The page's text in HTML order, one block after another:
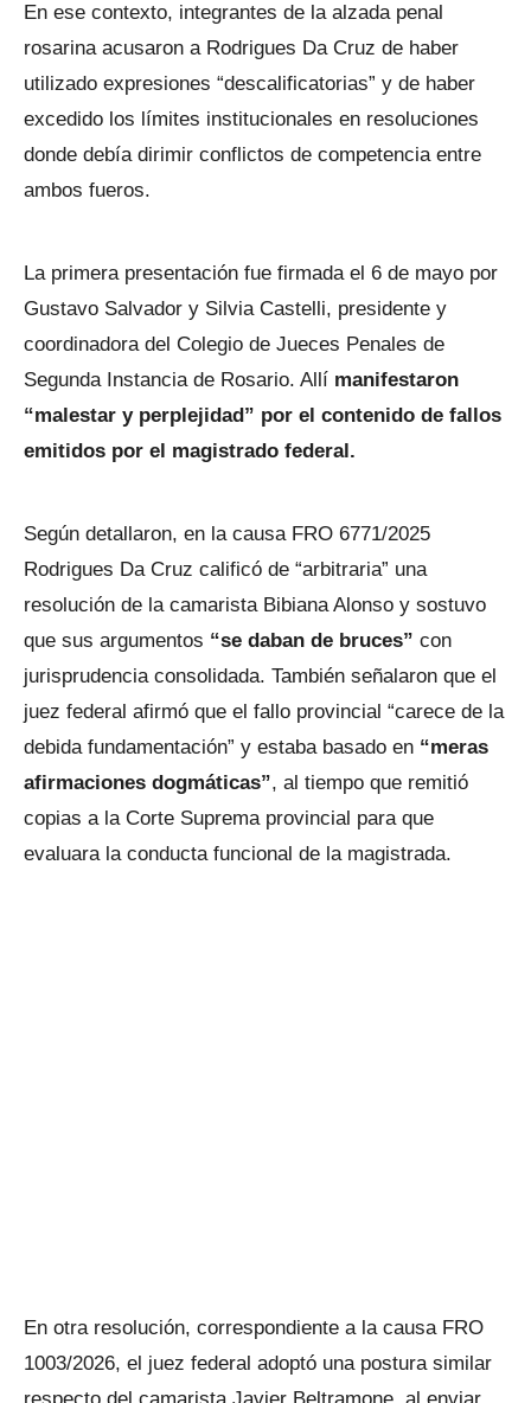
En ese contexto, integrantes de la alzada penal
rosarina acusaron a Rodrigues Da Cruz de haber
utilizado expresiones “descalificatorias” y de haber
excedido los límites institucionales en resoluciones
donde debía dirimir conflictos de competencia entre
ambos fueros.
La primera presentación fue firmada el 6 de mayo por
Gustavo Salvador y Silvia Castelli, presidente y
coordinadora del Colegio de Jueces Penales de
Segunda Instancia de Rosario. Allí manifestaron
“malestar y perplejidad” por el contenido de fallos
emitidos por el magistrado federal.
Según detallaron, en la causa FRO 6771/2025
Rodrigues Da Cruz calificó de “arbitraria” una
resolución de la camarista Bibiana Alonso y sostuvo
que sus argumentos “se daban de bruces” con
jurisprudencia consolidada. También señalaron que el
juez federal afirmó que el fallo provincial “carece de la
debida fundamentación” y estaba basado en “meras
afirmaciones dogmáticas”, al tiempo que remitió
copias a la Corte Suprema provincial para que
evaluara la conducta funcional de la magistrada.
En otra resolución, correspondiente a la causa FRO
1003/2026, el juez federal adoptó una postura similar